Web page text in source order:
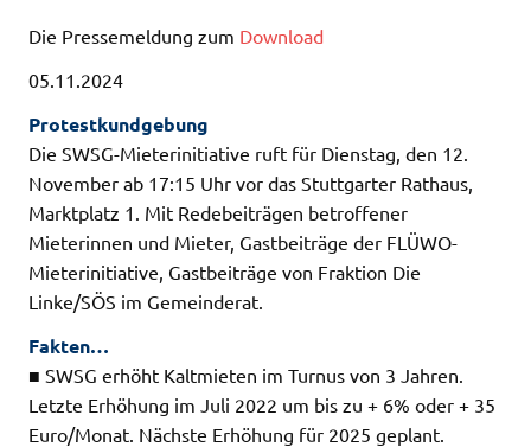
Die Pressemeldung zum Download
05.11.2024
Protestkundgebung
Die SWSG-Mieterinitiative ruft für Dienstag, den 12.
November ab 17:15 Uhr vor das Stuttgarter Rathaus,
Marktplatz 1. Mit Redebeiträgen betroffener
Mieterinnen und Mieter, Gastbeiträge der FLÜWO-
Mieterinitiative, Gastbeiträge von Fraktion Die
Linke/SÖS im Gemeinderat.
Fakten…
■ SWSG erhöht Kaltmieten im Turnus von 3 Jahren.
Letzte Erhöhung im Juli 2022 um bis zu + 6% oder + 35
Euro/Monat. Nächste Erhöhung für 2025 geplant.